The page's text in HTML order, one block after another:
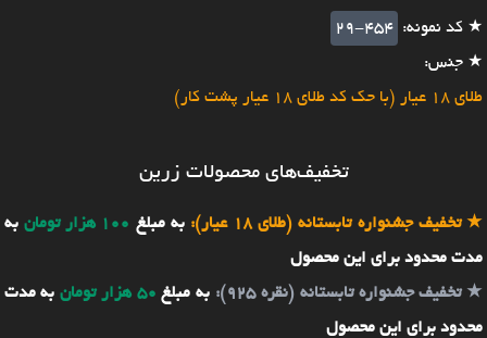
★ کد نمونه: 29-454
★ جنس:
طلای 18 عیار (با حک کد طلای 18 عیار پشت کار)
تخفیف‌های محصولات زرین
★تخفیف جشنواره تابستانه (طلای 18 عیار): به مبلغ 100 هزار تومان
به
مدت محدود برای این محصول
★تخفیف جشنواره تابستانه (نقره 925): به مبلغ 50 هزار تومان
به مدت
محدود برای این محصول